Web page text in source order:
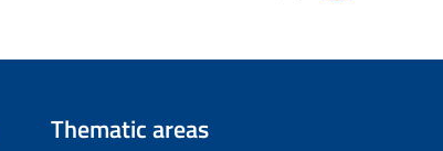
Thematic areas